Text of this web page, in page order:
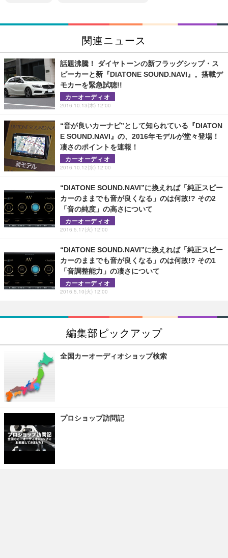
関連ニュース
話題沸騰！ ダイヤトーンの新フラッグシップ・ス
ピーカーと新『DIATONE SOUND.NAVI』。搭載デ
モカーを緊急試聴!!
カーオーディオ
2016.10.13(木) 12:00
“音が良いカーナビ”として知られている『DIATON
E SOUND.NAVI』の、2016年モデルが堂々登場！
凄さのポイントを速報！
カーオーディオ
2016.10.12(水) 12:00
“DIATONE SOUND.NAVI”に換えれば「純正スピー
カーのままでも音が良くなる」のは何故!? その2
「音の純度」の高さについて
カーオーディオ
2016.5.17(火) 12:00
“DIATONE SOUND.NAVI”に換えれば「純正スピー
カーのままでも音が良くなる」のは何故!? その1
「音調整能力」の凄さについて
カーオーディオ
2016.5.10(火) 12:00
編集部ピックアップ
全国カーオーディオショップ検索
プロショップ訪問記